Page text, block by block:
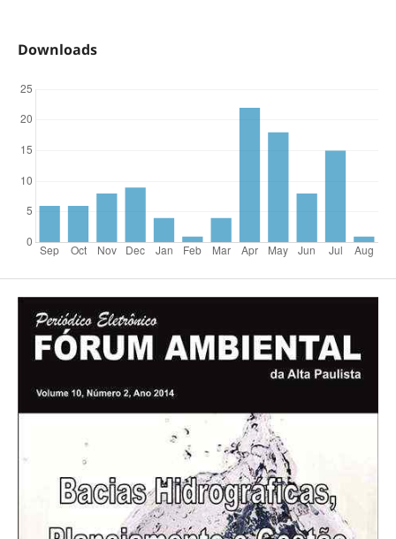
Downloads